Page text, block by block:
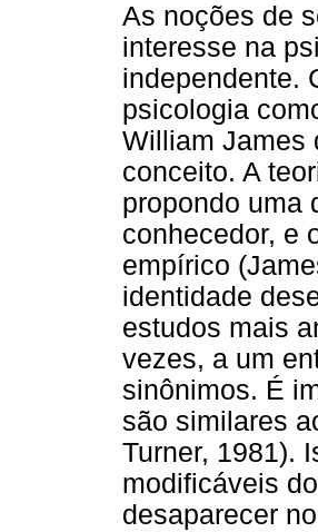
As noções de
interesse na
independente.
psicologia
William James
conceito. A
propondo uma
conhecedor, e
empírico
identidade
estudos mais
vezes, a um
sinônimos. É
são similares
Turner, 1981).
modificáveis do
desaparecer